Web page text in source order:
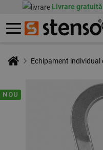
Livrare gratuită
Echipament individual
NOU